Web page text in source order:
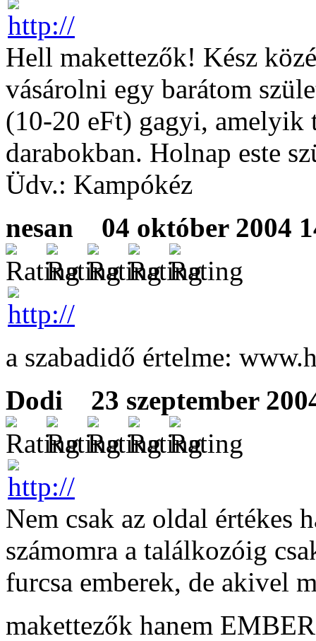
Hell makettezők! Kész
vásárolni egy barátom
(10-20 eFt) gagyi, amelyik
darabokban. Holnap este
Üdv.: Kampókéz
nesan
04 október 2004
a szabadidő értelme:
Dodi
23 szeptember
Nem csak az oldal értékes
számomra a találkozóig
furcsa emberek, de akivel
makettezők hanem